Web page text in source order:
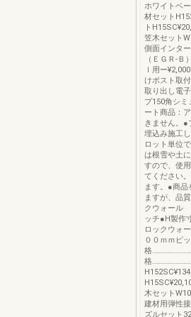
ホワイトベ
材セット
ト
笠木セット
側面インタ
（ＥＧＲ-
ｌ用ー
けポスト取
取り出し電
プ150角シミ
ート商品：
きません。●
埋込み施工
ロット単位
は根雪や土
すので、使
てください
ます。●商品
ますが、品
クウォール
ッチ●H製作
ロックウォ
００ｍｍピ
格
格
木セット
建材用弾性
ズルセット